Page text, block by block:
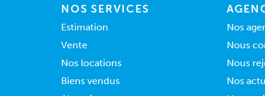
NOS SERVICES
Estimation
Vente
Nos locations
Biens vendus
Nos
Nous
Nous
Nos